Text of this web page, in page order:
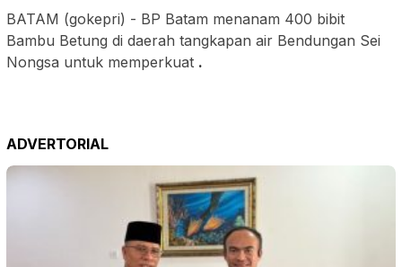
BATAM (gokepri) - BP Batam menanam 400 bibit
Bambu Betung di daerah tangkapan air Bendungan Sei
Nongsa untuk memperkuat .
ADVERTORIAL